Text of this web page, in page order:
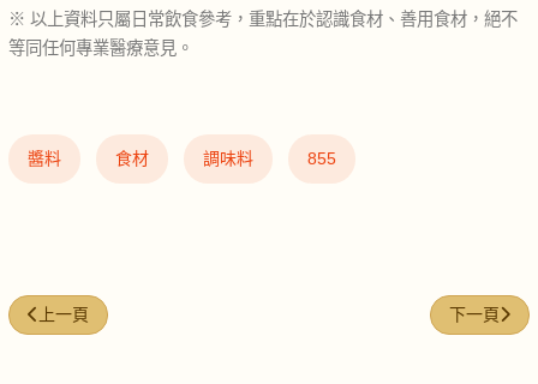
※ 以上資料只屬日常飲食參考，重點在於認識食材、善用食材，絕不
等同任何專業醫療意見。
醬料 食材 調味料 855
上一篇文章: 牛肩胛 (Beef chuck)
上一頁 下一篇文
下一頁